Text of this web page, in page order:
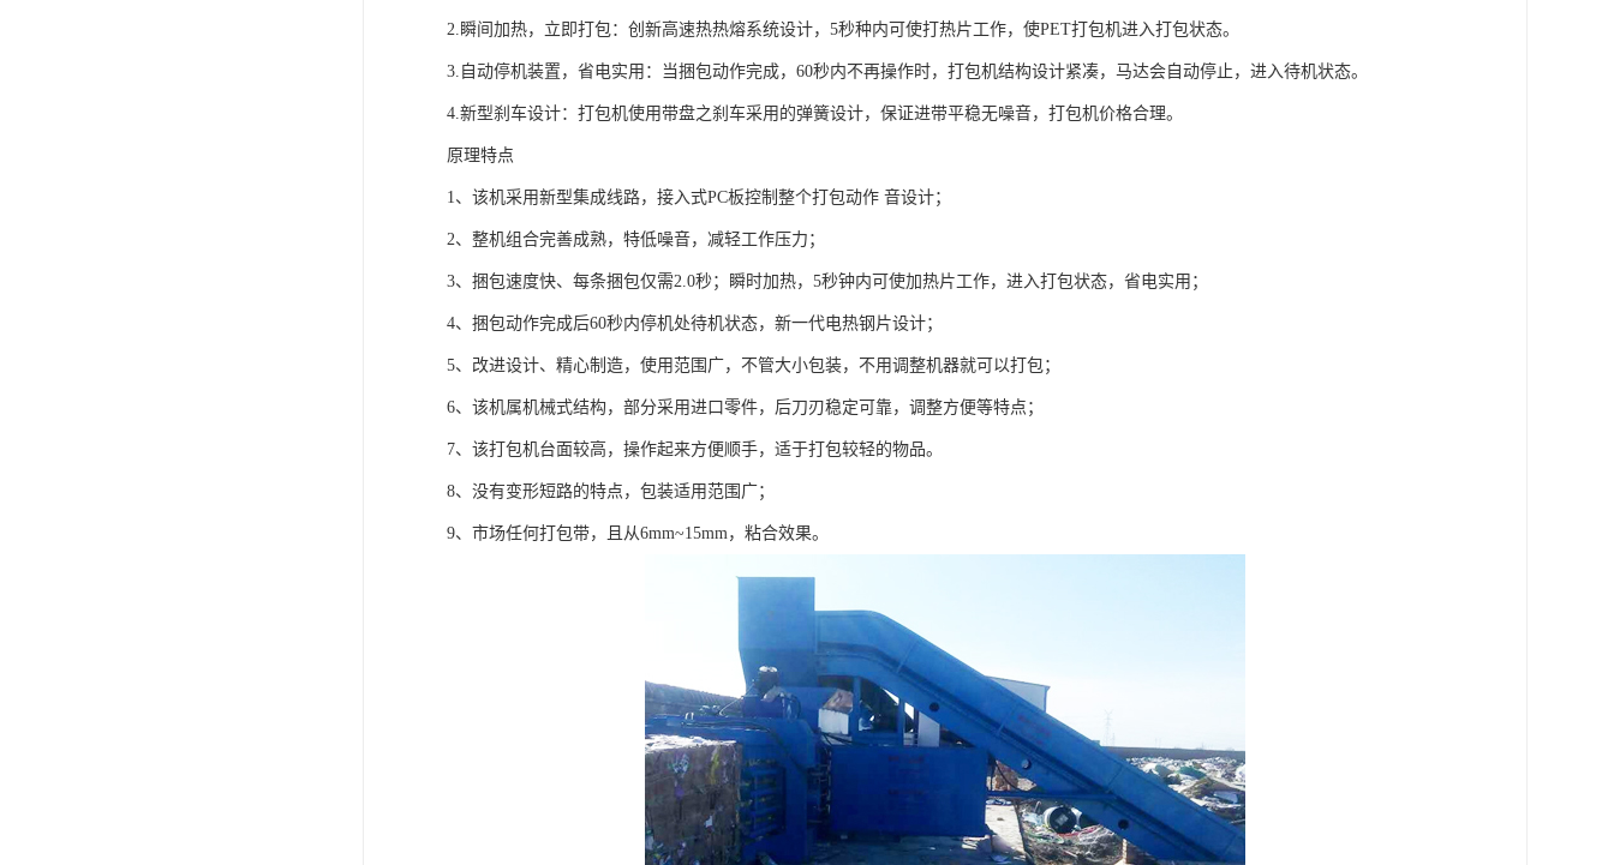
2.瞬间加热，立即打包：创新高速热热熔系统设计，5秒种内可使打热片工作，使PET打包机进入打包状态。
3.自动停机装置，省电实用：当捆包动作完成，60秒内不再操作时，打包机结构设计紧凑，马达会自动停止，进入待机状态。
4.新型刹车设计：打包机使用带盘之刹车采用的弹簧设计，保证进带平稳无噪音，打包机价格合理。
原理特点
1、该机采用新型集成线路，接入式PC板控制整个打包动作 音设计；
2、整机组合完善成熟，特低噪音，减轻工作压力；
3、捆包速度快、每条捆包仅需2.0秒；瞬时加热，5秒钟内可使加热片工作，进入打包状态，省电实用；
4、捆包动作完成后60秒内停机处待机状态，新一代电热钢片设计；
5、改进设计、精心制造，使用范围广，不管大小包装，不用调整机器就可以打包；
6、该机属机械式结构，部分采用进口零件，后刀刃稳定可靠，调整方便等特点；
7、该打包机台面较高，操作起来方便顺手，适于打包较轻的物品。
8、没有变形短路的特点，包装适用范围广；
9、市场任何打包带，且从6mm~15mm，粘合效果。